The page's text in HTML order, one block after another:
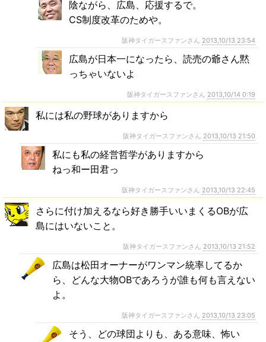
陰ながら、広島、応援するで。
CS制度改革のためや。
阪神タイガースファンさん 2013,10/13 23:54
広島が日本一になったら、読売の爺さん黙
っちゃいないよ
阪神タイガースファンさん 2013,10/14 0:19
私には私の野球がありますから
阪神タイガースファンさん 2013,10/13 21:50
私にも私の経営哲学がありますから
ねっ和ー田君っ
阪神タイガースファンさん 2013,10/13 22:45
さらに付け加えるなら好き勝手いいまくるOBが広
島にはいないこと。
阪神タイガースファンさん 2013,10/13 21:52
広島は松田オーナーがワンマン統率してるか
ら、どんな大物OBであろうが誰も何も言えない
よ。
阪神タイガースファンさん 2013,10/13 23:05
そう、どの球団よりも、ある意味、怖い